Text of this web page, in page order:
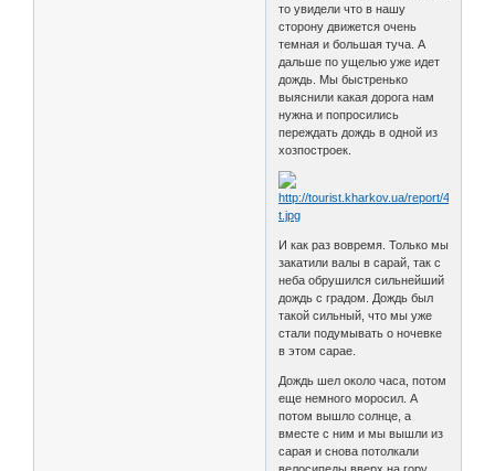
то увидели что в нашу
сторону движется очень
темная и большая туча. А
дальше по ущелью уже идет
дождь. Мы быстренько
выяснили какая дорога нам
нужна и попросились
переждать дождь в одной из
хозпостроек.
И как раз вовремя. Только мы
закатили валы в сарай, так с
неба обрушился сильнейший
дождь с градом. Дождь был
такой сильный, что мы уже
стали подумывать о ночевке
в этом сарае.
Дождь шел около часа, потом
еще немного моросил. А
потом вышло солнце, а
вместе с ним и мы вышли из
сарая и снова потолкали